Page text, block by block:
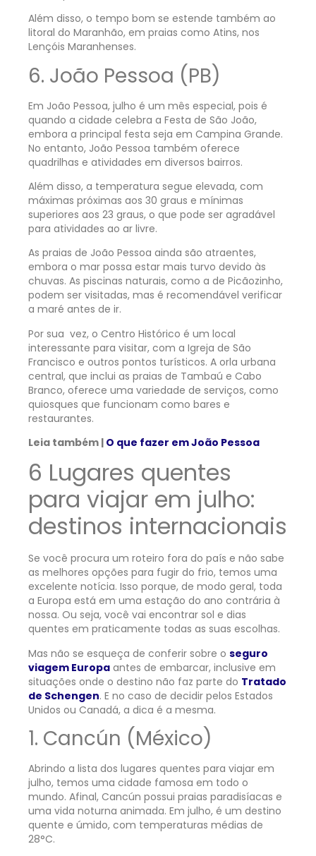
Além disso, o tempo bom se estende também ao
litoral do Maranhão, em praias como Atins, nos
Lençóis Maranhenses.
6. João Pessoa (PB)
Em João Pessoa, julho é um mês especial, pois é
quando a cidade celebra a Festa de São João,
embora a principal festa seja em Campina Grande.
No entanto, João Pessoa também oferece
quadrilhas e atividades em diversos bairros.
Além disso, a temperatura segue elevada, com
máximas próximas aos 30 graus e mínimas
superiores aos 23 graus, o que pode ser agradável
para atividades ao ar livre.
As praias de João Pessoa ainda são atraentes,
embora o mar possa estar mais turvo devido às
chuvas. As piscinas naturais, como a de Picãozinho,
podem ser visitadas, mas é recomendável verificar
a maré antes de ir.
Por sua vez, o Centro Histórico é um local
interessante para visitar, com a Igreja de São
Francisco e outros pontos turísticos. A orla urbana
central, que inclui as praias de Tambaú e Cabo
Branco, oferece uma variedade de serviços, como
quiosques que funcionam como bares e
restaurantes.
Leia também | O que fazer em João Pessoa
6 Lugares quentes
para viajar em julho:
destinos internacionais
Se você procura um roteiro fora do país e não sabe
as melhores opções para fugir do frio, temos uma
excelente notícia. Isso porque, de modo geral, toda
a Europa está em uma estação do ano contrária à
nossa. Ou seja, você vai encontrar sol e dias
quentes em praticamente todas as suas escolhas.
Mas não se esqueça de conferir sobre o seguro
viagem Europa antes de embarcar, inclusive em
situações onde o destino não faz parte do Tratado
de Schengen. E no caso de decidir pelos Estados
Unidos ou Canadá, a dica é a mesma.
1. Cancún (México)
Abrindo a lista dos lugares quentes para viajar em
julho, temos uma cidade famosa em todo o
mundo. Afinal, Cancún possui praias paradisíacas e
uma vida noturna animada. Em julho, é um destino
quente e úmido, com temperaturas médias de
28°C.